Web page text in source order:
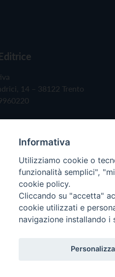
14 – 38122 Trento
- Tutti i diritti riservati
Informativa
Utilizziamo cookie o
funzionalità semplici",
cookie policy.
Cliccando su "accetta"
cookie utilizzati e
navigazione installando
Personalizza